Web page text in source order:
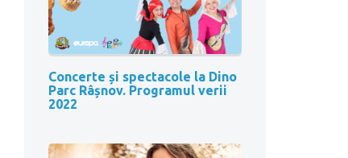
Concerte și spectacole la Dino
Parc Râșnov. Programul verii
2022